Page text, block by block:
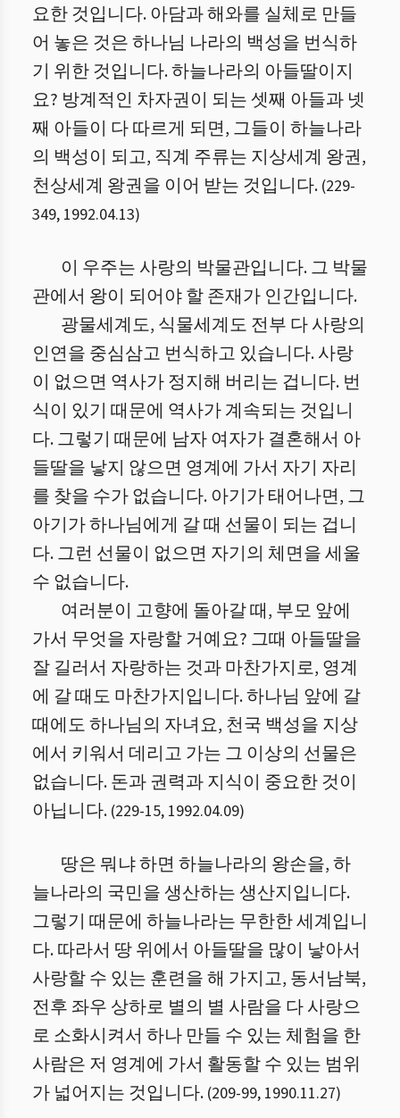
요한 것입니다. 아담과 해와를 실체로 만들
어 놓은 것은 하나님 나라의 백성을 번식하
기 위한 것입니다. 하늘나라의 아들딸이지
요? 방계적인 차자권이 되는 셋째 아들과 넷
째 아들이 다 따르게 되면, 그들이 하늘나라
의 백성이 되고, 직계 주류는 지상세계 왕권,
천상세계 왕권을 이어 받는 것입니다. (229-
349, 1992.04.13)
이 우주는 사랑의 박물관입니다. 그 박물
관에서 왕이 되어야 할 존재가 인간입니다.
광물세계도, 식물세계도 전부 다 사랑의
인연을 중심삼고 번식하고 있습니다. 사랑
이 없으면 역사가 정지해 버리는 겁니다. 번
식이 있기 때문에 역사가 계속되는 것입니
다. 그렇기 때문에 남자 여자가 결혼해서 아
들딸을 낳지 않으면 영계에 가서 자기 자리
를 찾을 수가 없습니다. 아기가 태어나면, 그
아기가 하나님에게 갈 때 선물이 되는 겁니
다. 그런 선물이 없으면 자기의 체면을 세울
수 없습니다.
여러분이 고향에 돌아갈 때, 부모 앞에
가서 무엇을 자랑할 거예요? 그때 아들딸을
잘 길러서 자랑하는 것과 마찬가지로, 영계
에 갈 때도 마찬가지입니다. 하나님 앞에 갈
때에도 하나님의 자녀요, 천국 백성을 지상
에서 키워서 데리고 가는 그 이상의 선물은
없습니다. 돈과 권력과 지식이 중요한 것이
아닙니다. (229-15, 1992.04.09)
땅은 뭐냐 하면 하늘나라의 왕손을, 하
늘나라의 국민을 생산하는 생산지입니다.
그렇기 때문에 하늘나라는 무한한 세계입니
다. 따라서 땅 위에서 아들딸을 많이 낳아서
사랑할 수 있는 훈련을 해 가지고, 동서남북,
전후 좌우 상하로 별의 별 사람을 다 사랑으
로 소화시켜서 하나 만들 수 있는 체험을 한
사람은 저 영계에 가서 활동할 수 있는 범위
가 넓어지는 것입니다. (209-99, 1990.11.27)